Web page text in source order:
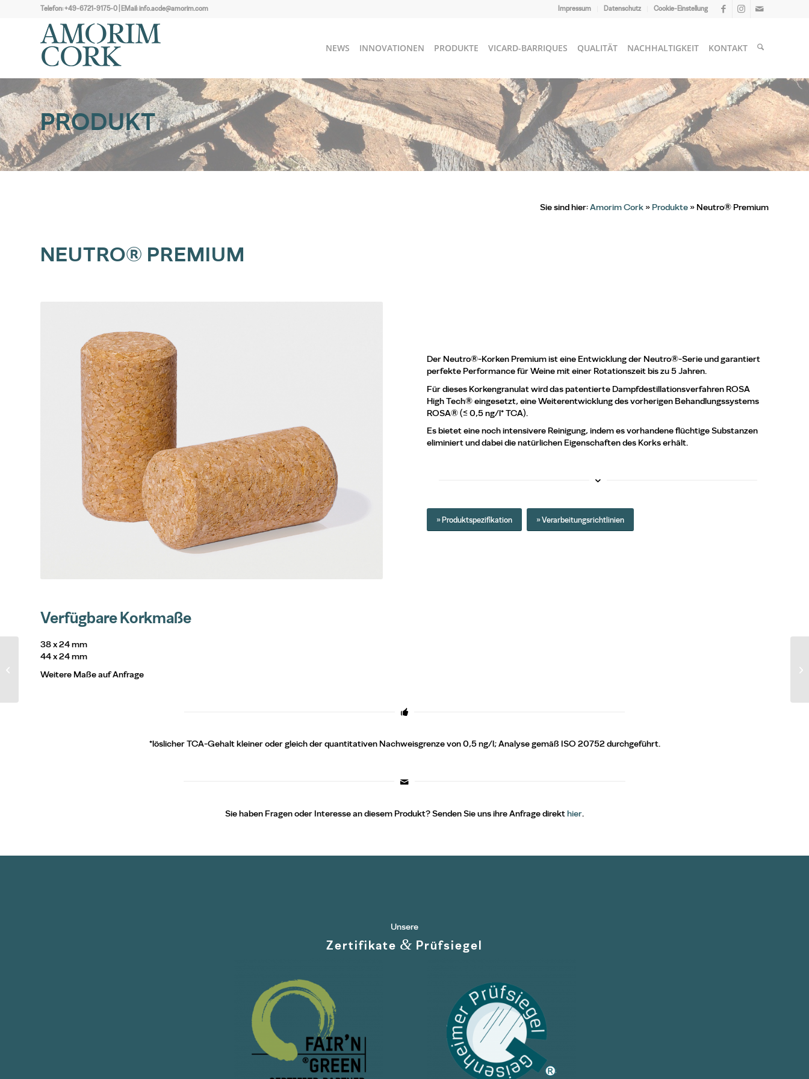
Impressum Datenschutz Cookie-Einstellung
Telefon:+49-6721-9175-0 | EMail:info.acde@amorim.com
NEWS INNOVATIONEN PRODUKTE VICARD-BARRIQUES QUALITÄT NACHHALTIGKEIT KONTAKT
PRODUKT
Sie sind hier:Amorim Cork » Produkte » Neutro® Premium
NEUTRO® PREMIUM
Der Neutro®-Korken Premium ist eine Entwicklung der Neutro®-Serie und garantiert
perfekte Performance für Weine mit einer Rotationszeit bis zu 5 Jahren.
Für dieses Korkengranulat wird das patentierte Dampfdestillationsverfahren ROSA
High Tech® eingesetzt, eine Weiterentwicklung des vorherigen Behandlungssystems
ROSA® (≤ 0,5 ng/l* TCA).
Es bietet eine noch intensivere Reinigung, indem es vorhandene flüchtige Substanzen
eliminiert und dabei die natürlichen Eigenschaften des Korks erhält.
» Produktspezifikation » Verarbeitungsrichtlinien
Verfügbare Korkmaße
38 x 24 mm
44 x 24 mm
Weitere Maße auf Anfrage
*löslicher TCA-Gehalt kleiner oder gleich der quantitativen Nachweisgrenze von 0,5 ng/l; Analyse gemäß ISO 20752 durchgeführt.
Sie haben Fragen oder Interesse an diesem Produkt? Senden Sie uns ihre Anfrage direkthier.
Unsere
Zertifikate & Prüfsiegel